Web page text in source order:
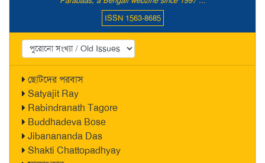
ISSN 1563-8685
ছোটদের পরবাস
Satyajit Ray
Rabindranath Tagore
Buddhadeva Bose
Jibanananda Das
Shakti Chattopadhyay